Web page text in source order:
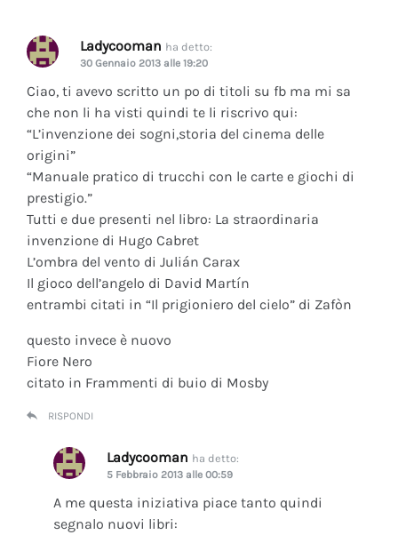
Ladycooman ha detto:
30 Gennaio 2013 alle 19:20
Ciao, ti avevo scritto un po di titoli su fb ma mi sa
che non li ha visti quindi te li riscrivo qui:
“L’invenzione dei sogni,storia del cinema delle
origini”
“Manuale pratico di trucchi con le carte e giochi di
prestigio.”
Tutti e due presenti nel libro: La straordinaria
invenzione di Hugo Cabret
L’ombra del vento di Julián Carax
Il gioco dell’angelo di David Martín
entrambi citati in “Il prigioniero del cielo” di Zafòn
questo invece è nuovo
Fiore Nero
citato in Frammenti di buio di Mosby
RISPONDI
Ladycooman ha detto:
5 Febbraio 2013 alle 00:59
A me questa iniziativa piace tanto quindi
segnalo nuovi libri: